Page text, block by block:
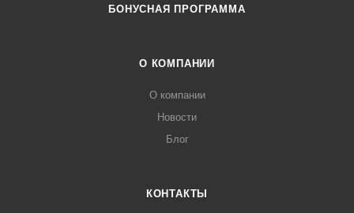
БОНУСНАЯ ПРОГРАММА
О КОМПАНИИ
О компании
Новости
Блог
КОНТАКТЫ